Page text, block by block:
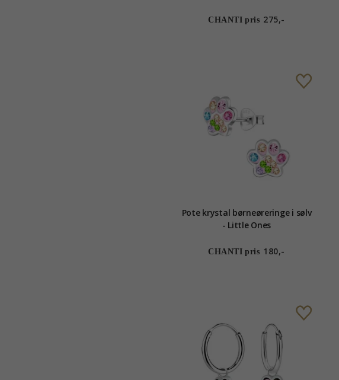
CHANTI pris 275,-
Pote krystal børneøreringe i sølv
- Little Ones
CHANTI pris 180,-